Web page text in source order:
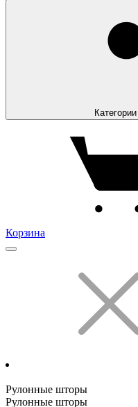
Категории
Корзина
Рулонные шторы
Рулонные шторы